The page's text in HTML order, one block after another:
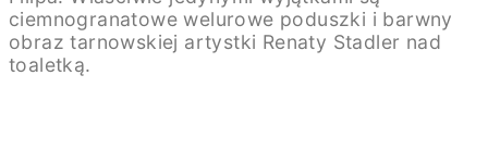
ciemnogranatowe welurowe poduszki i barwny
obraz tarnowskiej artystki Renaty Stadler nad
toaletką.